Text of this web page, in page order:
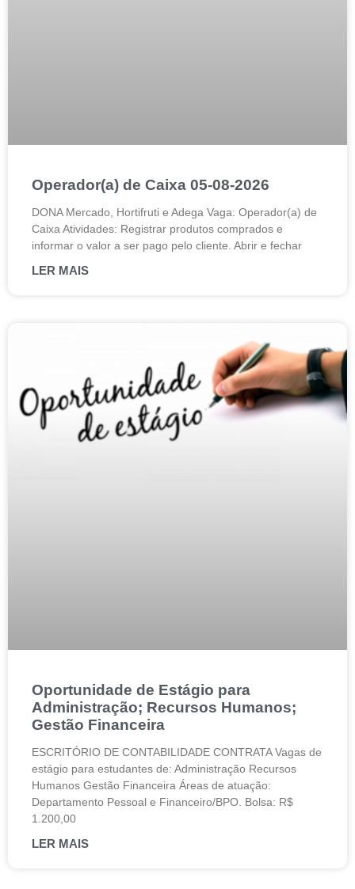
Operador(a) de Caixa 05-08-2026
DONA Mercado, Hortifruti e Adega Vaga: Operador(a) de
Caixa Atividades: Registrar produtos comprados e
informar o valor a ser pago pelo cliente. Abrir e fechar
LER MAIS
Oportunidade de Estágio para
Administração; Recursos Humanos;
Gestão Financeira
ESCRITÓRIO DE CONTABILIDADE CONTRATA Vagas de
estágio para estudantes de: Administração Recursos
Humanos Gestão Financeira Áreas de atuação:
Departamento Pessoal e Financeiro/BPO. Bolsa: R$
1.200,00
LER MAIS